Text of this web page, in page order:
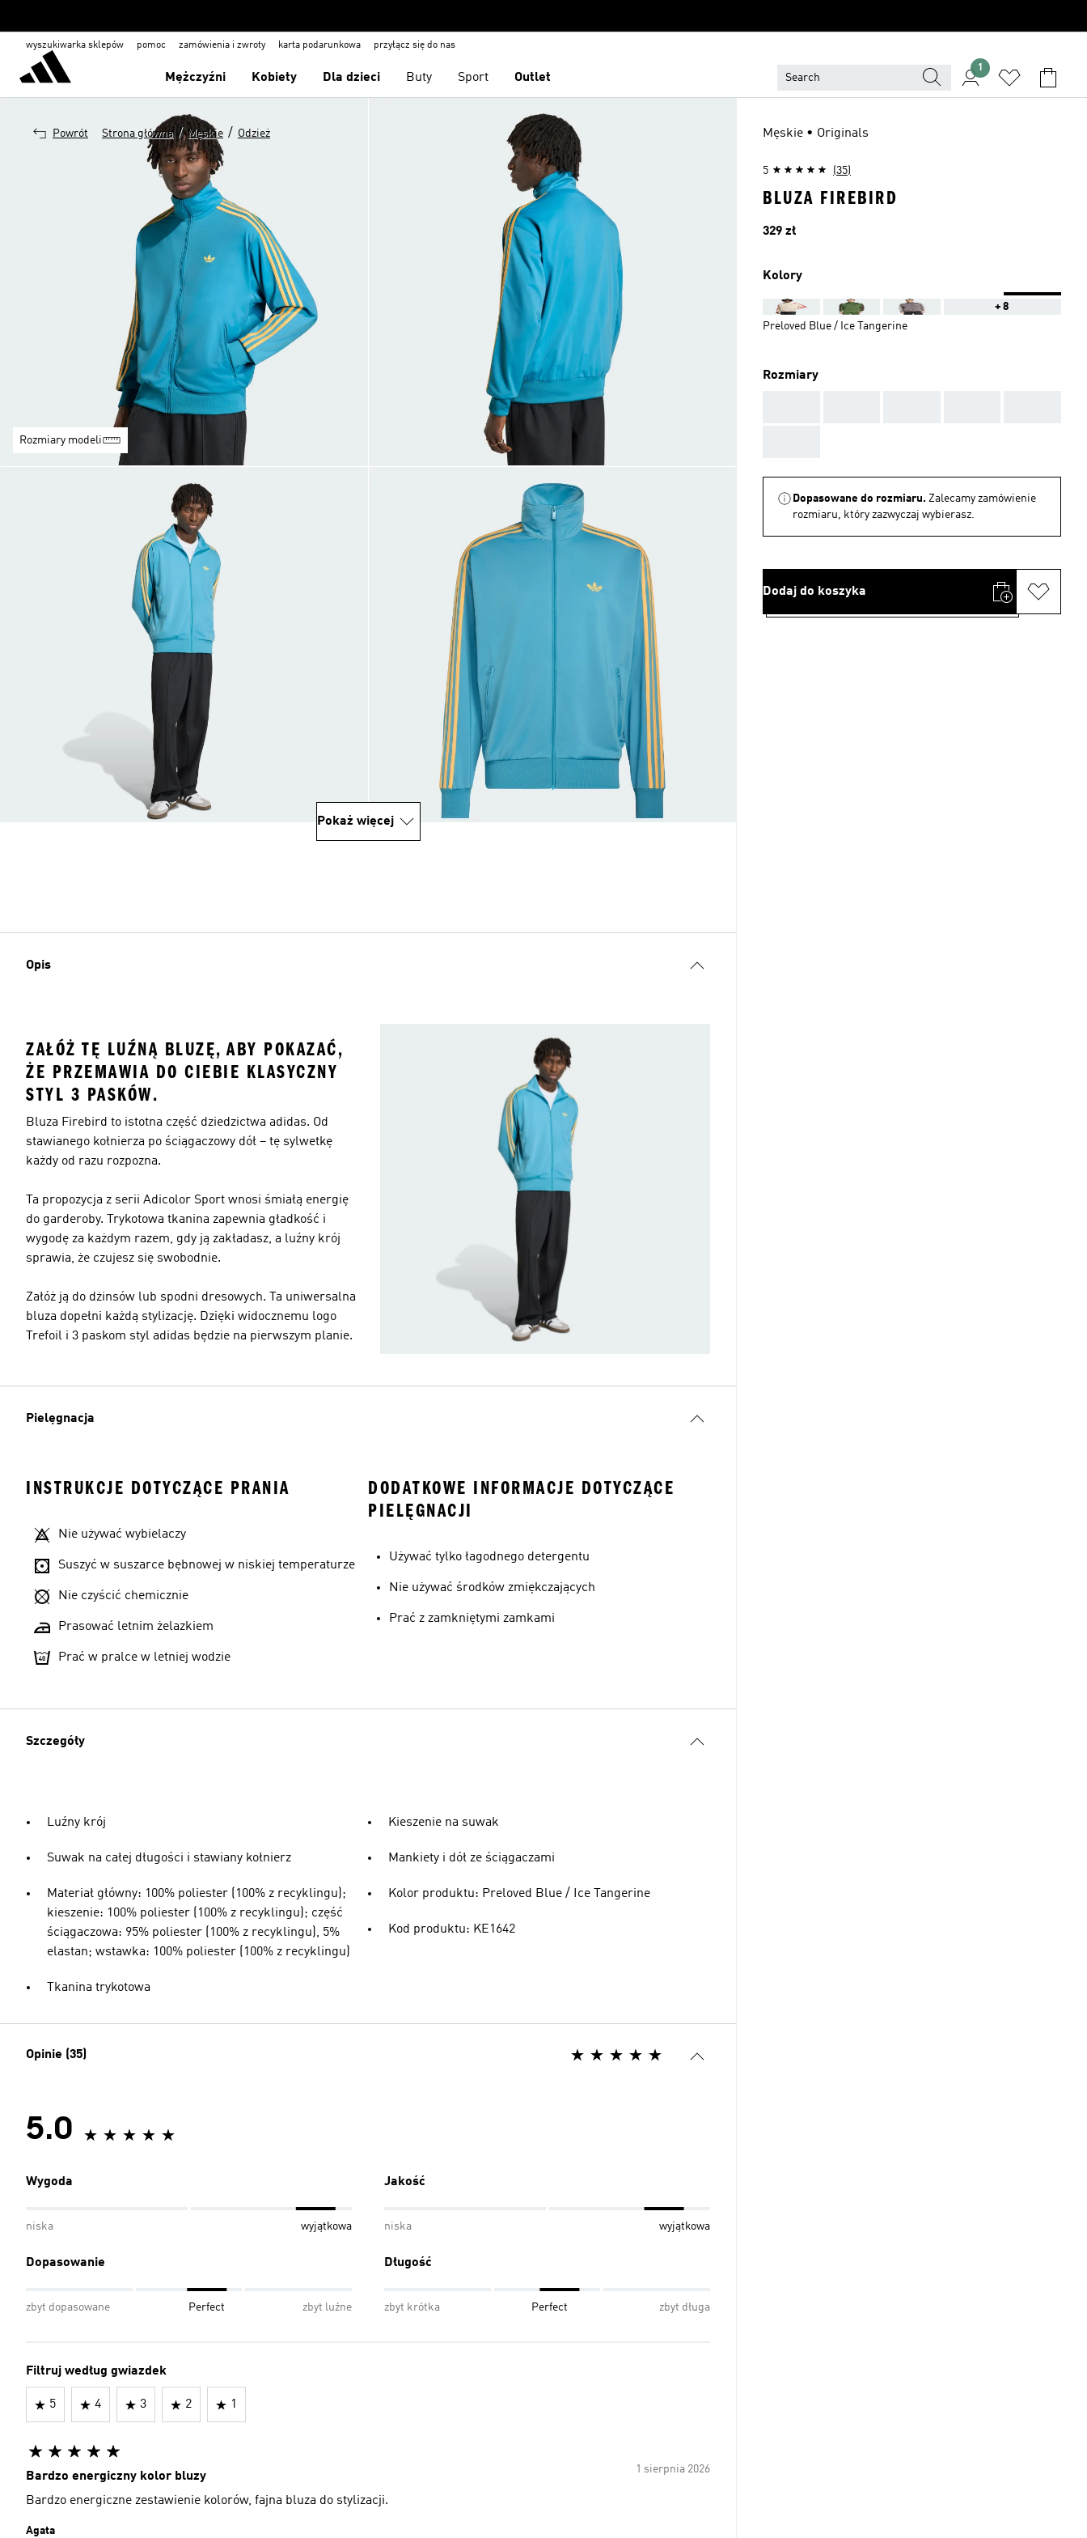
wyszukiwarka sklepów pomoc zamówienia i zwroty karta podarunkowa przyłącz się do nas
Mężczyźni Kobiety Dla dzieci Buty Sport Outlet
1
Powrót Strona główna / Męskie / Odzież
Rozmiary modeli
Pokaż więcej
Opis
ZAŁÓŻ TĘ LUŹNĄ BLUZĘ, ABY POKAZAĆ,
ŻE PRZEMAWIA DO CIEBIE KLASYCZNY
STYL 3 PASKÓW.
Bluza Firebird to istotna część dziedzictwa adidas. Od
stawianego kołnierza po ściągaczowy dół – tę sylwetkę
każdy od razu rozpozna.
Ta propozycja z serii Adicolor Sport wnosi śmiałą energię
do garderoby. Trykotowa tkanina zapewnia gładkość i
wygodę za każdym razem, gdy ją zakładasz, a luźny krój
sprawia, że czujesz się swobodnie.
Załóż ją do dżinsów lub spodni dresowych. Ta uniwersalna
bluza dopełni każdą stylizację. Dzięki widocznemu logo
Trefoil i 3 paskom styl adidas będzie na pierwszym planie.
Pielęgnacja
INSTRUKCJE DOTYCZĄCE PRANIA
Nie używać wybielaczy
Suszyć w suszarce bębnowej w niskiej temperaturze
Nie czyścić chemicznie
Prasować letnim żelazkiem
Prać w pralce w letniej wodzie
DODATKOWE INFORMACJE DOTYCZĄCE
PIELĘGNACJI
Używać tylko łagodnego detergentu
Nie używać środków zmiękczających
Prać z zamkniętymi zamkami
Szczegóły
Luźny krój
Suwak na całej długości i stawiany kołnierz
Materiał główny: 100% poliester (100% z recyklingu);
kieszenie: 100% poliester (100% z recyklingu); część
ściągaczowa: 95% poliester (100% z recyklingu), 5%
elastan; wstawka: 100% poliester (100% z recyklingu)
Tkanina trykotowa
Kieszenie na suwak
Mankiety i dół ze ściągaczami
Kolor produktu: Preloved Blue / Ice Tangerine
Kod produktu: KE1642
Opinie (35)
5.0
Wygoda
niska wyjątkowa
Jakość
niska wyjątkowa
Dopasowanie
zbyt dopasowane Perfect zbyt luźne
Długość
zbyt krótka Perfect zbyt długa
Filtruj według gwiazdek
5 4 3 2 1
1 sierpnia 2026
Bardzo energiczny kolor bluzy
Bardzo energiczne zestawienie kolorów, fajna bluza do stylizacji.
Agata
Męskie • Originals
5 (35)
BLUZA FIREBIRD
Cena
329 zł
Kolory
+8
Preloved Blue / Ice Tangerine
Rozmiary
Dopasowane do rozmiaru. Zalecamy zamówienie
rozmiaru, który zazwyczaj wybierasz.
Dodaj do koszyka